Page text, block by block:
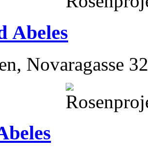
Abeles
Novaragasse